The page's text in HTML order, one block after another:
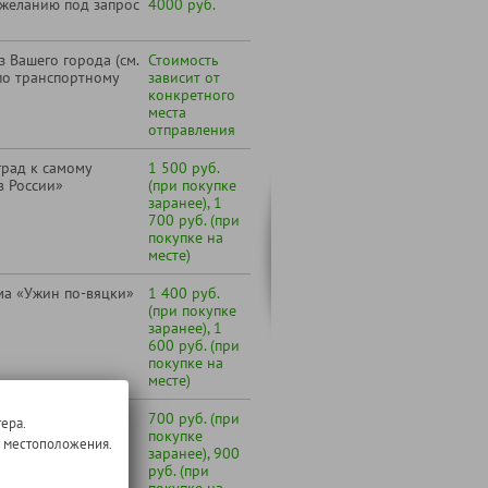
под запрос 4000 руб.
Вашего города (см.
транспортному
Стоимость
зависит от
конкретного
места
отправления
к самому
России»
1 500 руб.
(при покупке
заранее), 1
700 руб. (при
покупке на
месте)
«Ужин по-вяцки»
1 400 руб.
(при покупке
заранее), 1
600 руб. (при
покупке на
месте)
700 руб. (при
покупке
заранее), 900
руб. (при
местоположения.